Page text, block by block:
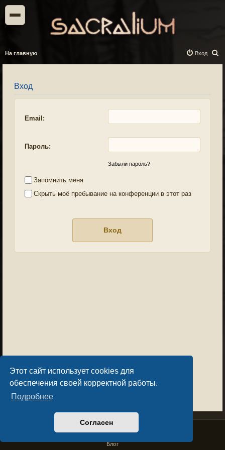
Этот сайт использует cookies для
обеспечения своей корректной работы.
Подробнее
Согласен
На главную
о
Вход
Вход
Email:
Пароль:
Забыли пароль?
Запомнить меня
Скрыть моё пребывание на конференции в этот раз
Privacy PolicyLicense Agreement
Copyright © Sacralium Games 2023-
Блог